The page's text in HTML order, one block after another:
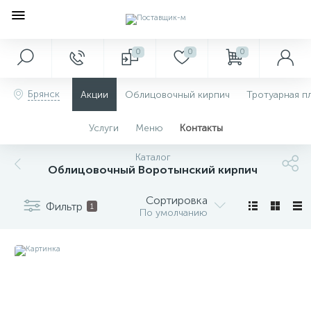
0 0 0
Брянск Акции Облицовочный кирпич Тротуарная
Услуги Меню Контакты
Каталог
Облицовочный Воротынский кирпич
Фильтр 1 Сортировка
По умолчанию